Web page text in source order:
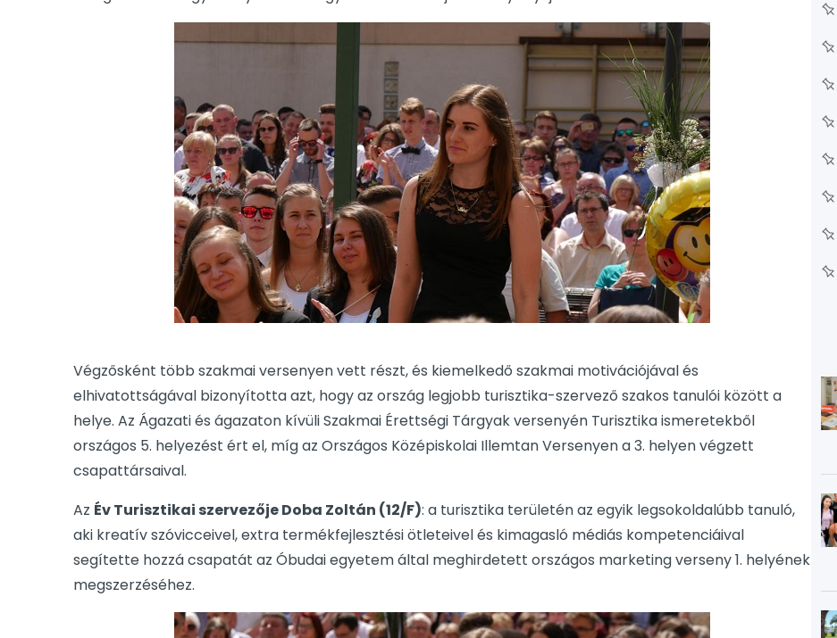
Végzősként több szakmai versenyen vett részt, és kiemelkedő szakmai motivációjával és
elhivatottságával bizonyította azt, hogy az ország legjobb turisztika-szervező szakos tanulói között a
helye. Az Ágazati és ágazaton kívüli Szakmai Érettségi Tárgyak versenyén Turisztika ismeretekből
országos 5. helyezést ért el, míg az Országos Középiskolai Illemtan Versenyen a 3. helyen végzett
csapattársaival.
Az Év Turisztikai szervezője Doba Zoltán (12/F): a turisztika területén az egyik legsokoldalúbb tanuló,
aki kreatív szóvicceivel, extra termékfejlesztési ötleteivel és kimagasló médiás kompetenciáival
segítette hozzá csapatát az Óbudai egyetem által meghirdetett országos marketing verseny 1. helyének
megszerzéséhez.